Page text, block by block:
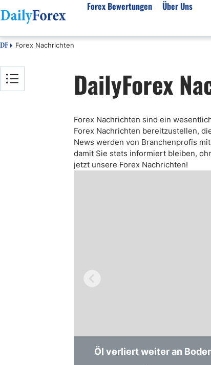
Forex Bewertungen
FX Broker Bewertungen
Automatischer Forex Handel
Mehr unter Rezensionen
Forex Bonus
Vollständige Brokerliste
Über Uns
Redaktionelle Richtlinien
Unsere Methodik
Vertrauensbewertung
Warum uns vertrauen?
DF Forex Nachrichten
DailyForex
Forex Nachrichten sind ein
Forex Nachrichten bereitzustellen,
News werden von Branchenprofis
damit Sie stets informiert bleiben,
jetzt unsere Forex Nachrichten!
Öl verliert weiter an
Globaler Aktienverkauf
Globale Aktienmärkte